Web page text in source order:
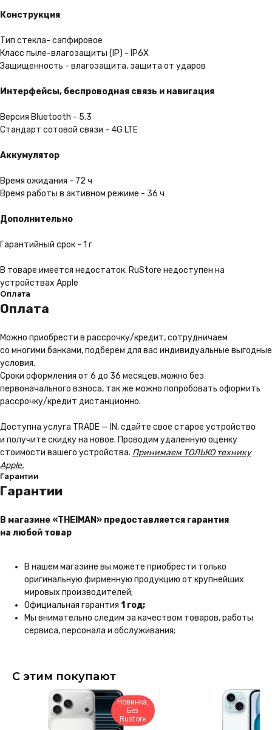
Конструкция
Тип стекла- сапфировое
Класс пыле-влагозащиты (IP) - IP6X
Защищенность - влагозащита, защита от ударов
Интерфейсы, беспроводная связь и навигация
Версия Bluetooth - 5.3
Стандарт сотовой связи - 4G LTE
Аккумулятор
Время ожидания - 72 ч
Время работы в активном режиме - 36 ч
Дополнительно
Гарантийный срок - 1 г
В товаре имеется недостаток: RuStore недоступен на
устройствах Apple
Оплата
Оплата
Можно приoбрести в рассрочку/кредит, сотрудничаем
со многими банками, подберем для вас индивидуальные выгодные
условия.
Сроки оформления от 6 до 36 месяцев, можно без
первоначального взноса, так же можно попробовать оформить
рассрочку/кредит дистанционно.
Доступна услуга TRADE — IN, сдайте свое старое устройство
и получите скидку на новое. Проводим удаленную оценку
стоимости вашего устройства. Принимаем ТОЛЬКО технику
Apple.
Гарантии
Гарантии
В магазине «THEIMAN» предоставляется гарантия
на любой товар
В нашем магазине вы можете приобрести только
оригинальную фирменную продукцию от крупнейших
мировых производителей;
Официальная гарантия 1 год;
Мы внимательно следим за качеством товаров, работы
сервиса, персонала и обслуживания;
С этим покупают
Новинка,
Без
Rustore
У Вас остались вопросы?
Мы принимаем
Написать
iPhone
MacBook
Сервис
Трейд-ин
О компании
Рассрочка и кредит
Бонусная
Instagram*
ВКонтакте
*Принадлежит компании Meta,
запрещённой на территории РФ
Apple Watch
AirPods
Dyson
Игровые консоли
Колонки
Аксессуары
Услуги
Беспроводные
наушники
MAX